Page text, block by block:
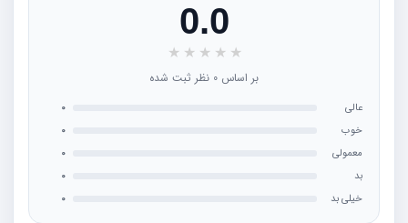
0.0
★
★
★
★
★
بر اساس 0 نظر ثبت شده
عالی
0
خوب
0
معمولی
0
بد
0
خیلی بد
0